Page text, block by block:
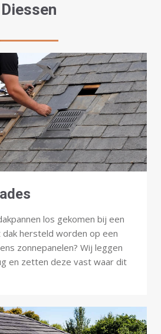
Diessen
los gekomen bij een
hersteld worden op een
zonnepanelen? Wij leggen
en zetten deze vast waar dit